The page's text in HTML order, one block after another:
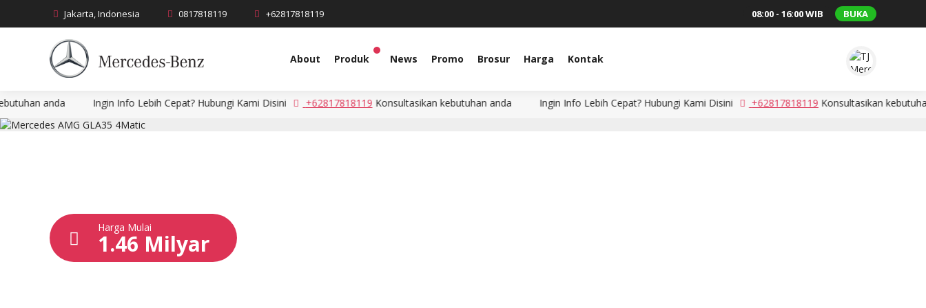
Jakarta, Indonesia 0817818119 +62817818119 08:00 - 16:00 WIB BUKA
About Produk News Promo Brosur Harga Kontak
Ingin Info Lebih Cepat? Hubungi Kami Disini +62817818119Konsultasikan kebutuhan anda Ingin Info Lebih Cepat? Hubungi Kami Disini +62817818119Konsultasikan kebutuhan anda
Harga Mulai
1.46 Milyar